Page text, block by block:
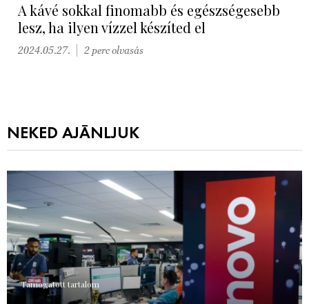
A kávé sokkal finomabb és egészségesebb
lesz, ha ilyen vízzel készíted el
2024.05.27. 2 perc olvasás
NEKED AJÁNLJUK
Támogatott tartalom